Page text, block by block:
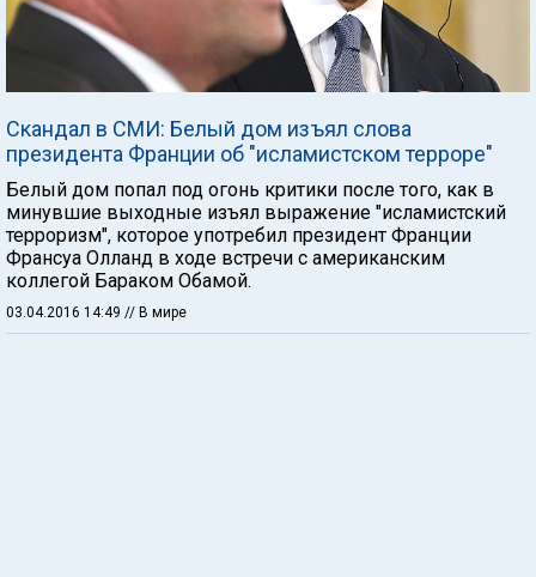
Скандал в СМИ: Белый дом изъял слова
президента Франции об "исламистском терроре"
Белый дом попал под огонь критики после того, как в
минувшие выходные изъял выражение "исламистский
терроризм", которое употребил президент Франции
Франсуа Олланд в ходе встречи с американским
коллегой Бараком Обамой.
03.04.2016 14:49 // В мире